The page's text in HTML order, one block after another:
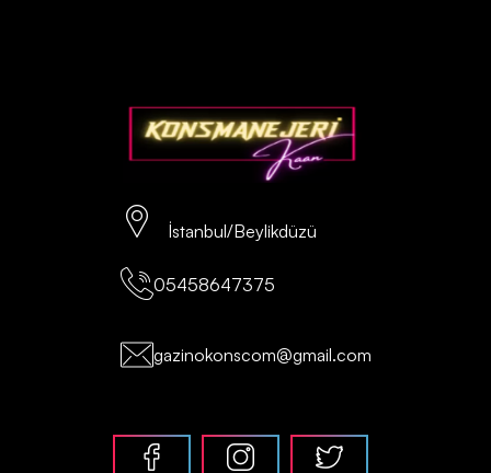
İstanbul/Beylikdüzü
05458647375
gazinokonscom@gmail.com